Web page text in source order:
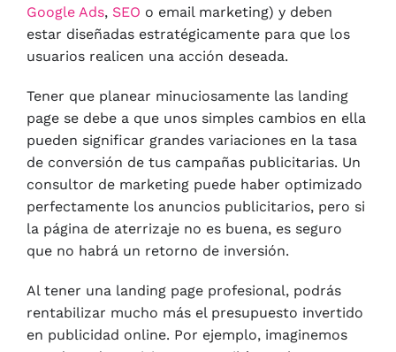
Google Ads, SEO o email marketing) y deben
estar diseñadas estratégicamente para que los
usuarios realicen una acción deseada.
Tener que planear minuciosamente las landing
page se debe a que unos simples cambios en ella
pueden significar grandes variaciones en la tasa
de conversión de tus campañas publicitarias. Un
consultor de marketing puede haber optimizado
perfectamente los anuncios publicitarios, pero si
la página de aterrizaje no es buena, es seguro
que no habrá un retorno de inversión.
Al tener una landing page profesional, podrás
rentabilizar mucho más el presupuesto invertido
en publicidad online. Por ejemplo, imaginemos